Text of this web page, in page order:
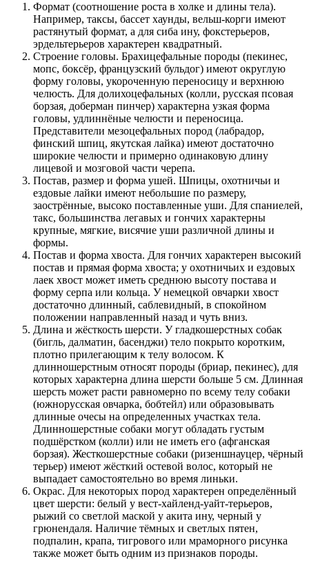
Формат (соотношение роста в холке и длины тела).
Например, таксы, бассет хаунды, вельш-корги имеют
растянутый формат, а для сиба ину, фокстерьеров,
эрдельтерьеров характерен квадратный.
Строение головы. Брахицефальные породы (пекинес,
мопс, боксёр, французский бульдог) имеют округлую
форму головы, укороченную переносицу и верхнюю
челюсть. Для долихоцефальных (колли, русская псовая
борзая, доберман пинчер) характерна узкая форма
головы, удлиннёные челюсти и переносица.
Представители мезоцефальных пород (лабрадор,
финский шпиц, якутская лайка) имеют достаточно
широкие челюсти и примерно одинаковую длину
лицевой и мозговой части черепа.
Постав, размер и форма ушей. Шпицы, охотничьи и
ездовые лайки имеют небольшие по размеру,
заострённые, высоко поставленные уши. Для спаниелей,
такс, большинства легавых и гончих характерны
крупные, мягкие, висячие уши различной длины и
формы.
Постав и форма хвоста. Для гончих характерен высокий
постав и прямая форма хвоста; у охотничьих и ездовых
лаек хвост может иметь среднюю высоту постава и
форму серпа или кольца. У немецкой овчарки хвост
достаточно длинный, саблевидный, в спокойном
положении направленный назад и чуть вниз.
Длина и жёсткость шерсти. У гладкошерстных собак
(бигль, далматин, басенджи) тело покрыто коротким,
плотно прилегающим к телу волосом. К
длинношерстным относят породы (бриар, пекинес), для
которых характерна длина шерсти больше 5 см. Длинная
шерсть может расти равномерно по всему телу собаки
(южнорусская овчарка, бобтейл) или образовывать
длинные очесы на определенных участках тела.
Длинношерстные собаки могут обладать густым
подшёрстком (колли) или не иметь его (афганская
борзая). Жесткошерстные собаки (ризеншнауцер, чёрный
терьер) имеют жёсткий остевой волос, который не
выпадает самостоятельно во время линьки.
Окрас. Для некоторых пород характерен определённый
цвет шерсти: белый у вест-хайленд-уайт-терьеров,
рыжий со светлой маской у акита ину, черный у
грюнендаля. Наличие тёмных и светлых пятен,
подпалин, крапа, тигрового или мраморного рисунка
также может быть одним из признаков породы.